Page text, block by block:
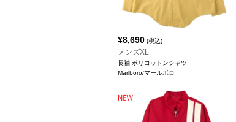
¥8,690 (税込)
メンズXL
長袖 ポリコットンシャツ
Marlboro/マールボロ